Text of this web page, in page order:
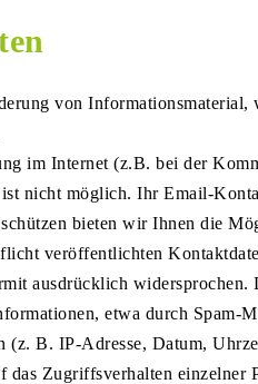
von
im Internet (z.B. bei der
nicht möglich. Ihr Email-
bieten wir Ihnen die
veröffentlichten
ausdrücklich
etwa durch Spam-
(z. B. IP-Adresse, Datum,
Zugriffsverhalten einzelner